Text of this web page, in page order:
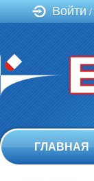
Войти /
ГЛАВНАЯ